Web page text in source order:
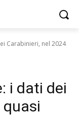
Carabinieri, nel 2024
i dati dei
quasi